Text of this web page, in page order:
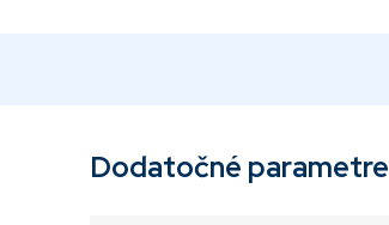
Dodatočné parametre